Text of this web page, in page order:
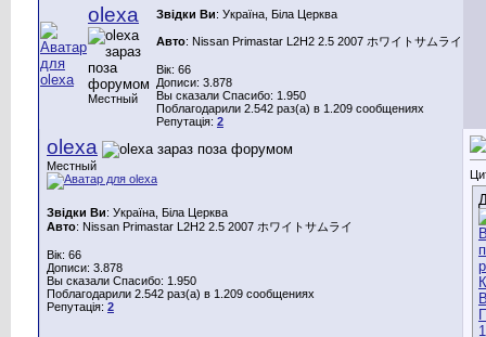
olexa
Местный
Звідки Ви: Україна, Біла Церква
Авто: Nissan Primastar L2H2 2.5 2007 ホワイトサムライ
Вік: 66
Дописи: 3.878
Вы сказали Спасибо: 1.950
Поблагодарили 2.542 раз(а) в 1.209 сообщениях
Репутація: 2
olexa
Местный
Звідки Ви: Україна, Біла Церква
Авто: Nissan Primastar L2H2 2.5 2007 ホワイトサムライ
Вік: 66
Дописи: 3.878
Вы сказали Спасибо: 1.950
Поблагодарили 2.542 раз(а) в 1.209 сообщениях
Репутація: 2